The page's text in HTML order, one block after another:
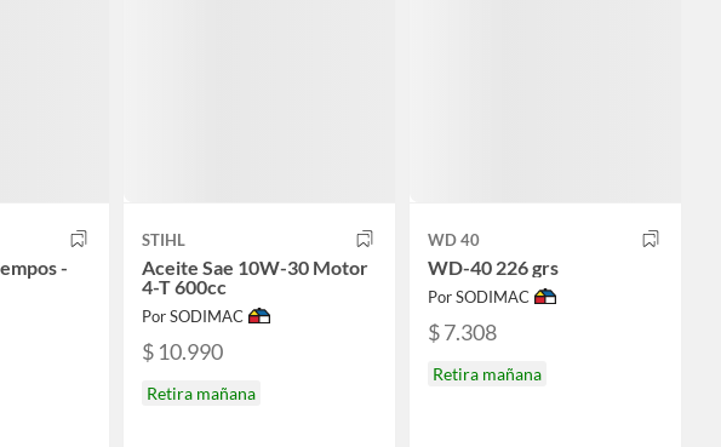
-
STIHL
Aceite Sae 10W-30 Motor
4-T 600cc
Por SODIMAC
$ 10.990
Retira mañana
WD 40
WD-40 226 grs
Por SODIMAC
$ 7.308
Retira mañana